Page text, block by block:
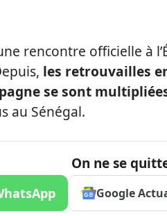
rencontre officielle à
les retrouvailles
se sont
au Sénégal.
On ne se
Google